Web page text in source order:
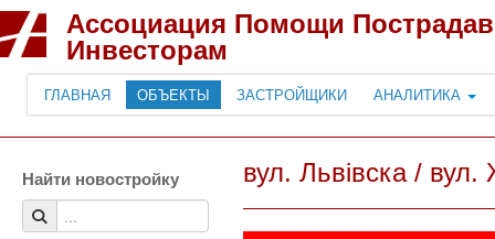
Ассоциация Помощи
Инвесторам
ГЛАВНАЯ ОБЪЕКТЫ ЗАСТРОЙЩИКИ АНАЛИТИКА
Найти новостройку вул. Львівска /